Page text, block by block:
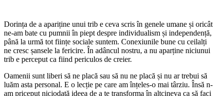
Dorința de a apariține unui trib e ceva scris în genele umane și oricât
ne-am bate cu pumnii în piept despre individualism și independență,
până la urmă tot ființe sociale suntem. Conexiunile bune cu ceilalți
ne cresc șansele la fericire. În adâncul nostru, a nu aparține niciunui
trib e perceput ca fiind periculos de creier.
Oamenii sunt liberi să ne placă sau să nu ne placă și nu ar trebui să
luăm asta personal. E o lecție pe care am înțeles-o mai târziu. Însă n-
am priceput niciodată ideea de a te transforma în altcineva ca să faci